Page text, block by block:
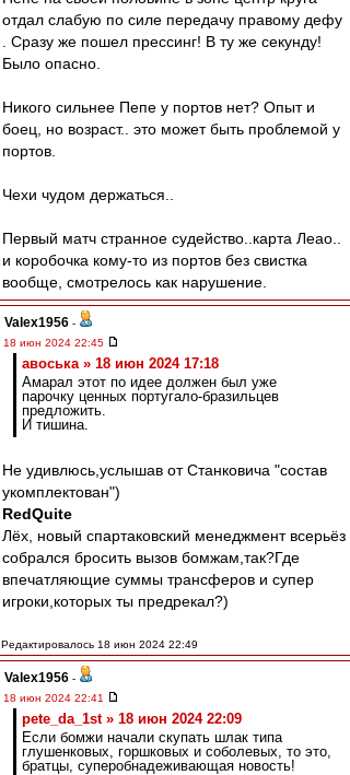
отдал слабую по силе передачу правому дефу
. Сразу же пошел прессинг! В ту же секунду!
Было опасно.
Никого сильнее Пепе у портов нет? Опыт и
боец, но возраст.. это может быть проблемой у
портов.
Чехи чудом держаться..
Первый матч странное судейство..карта Леао..
и коробочка кому-то из портов без свистка
вообще, смотрелось как нарушение.
Valex1956 -
18 июн 2024 22:45
авоська » 18 июн 2024 17:18
Амарал этот по идее должен был уже
парочку ценных португало-бразильцев
предложить.
И тишина.
Не удивлюсь,услышав от Станковича "состав
укомплектован")
RedQuite
Лёх, новый спартаковский менеджмент всерьёз
собрался бросить вызов бомжам,так?Где
впечатляющие суммы трансферов и супер
игроки,которых ты предрекал?)
Редактировалось 18 июн 2024 22:49
Valex1956 -
18 июн 2024 22:41
pete_da_1st » 18 июн 2024 22:09
Если бомжи начали скупать шлак типа
глушенковых, горшковых и соболевых, то это,
братцы, суперобнадеживающая новость!